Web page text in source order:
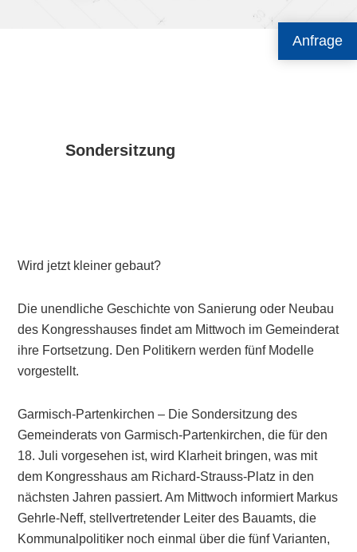
Anfrage
Sondersitzung
Wird jetzt kleiner gebaut?
Die unendliche Geschichte von Sanierung oder Neubau
des Kongresshauses findet am Mittwoch im Gemeinderat
ihre Fortsetzung. Den Politikern werden fünf Modelle
vorgestellt.
Garmisch-Partenkirchen – Die Sondersitzung des
Gemeinderats von Garmisch-Partenkirchen, die für den
18. Juli vorgesehen ist, wird Klarheit bringen, was mit
dem Kongresshaus am Richard-Strauss-Platz in den
nächsten Jahren passiert. Am Mittwoch informiert Markus
Gehrle-Neff, stellvertretender Leiter des Bauamts, die
Kommunalpolitiker noch einmal über die fünf Varianten,